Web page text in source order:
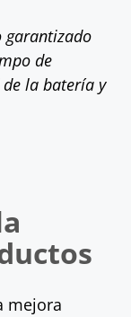
garantizado
de
la batería y
mejora